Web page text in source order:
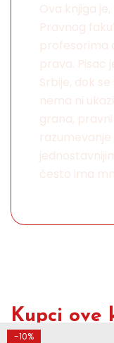
Ova knjiga
Pravnog
profesorima
prava. Pisac
Srbije, dok
nema ni
grana,
često ima
Kupci ove
-10%